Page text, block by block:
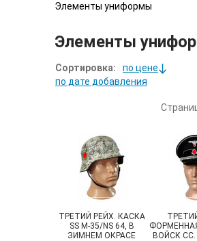
Элементы униформы
Элементы
Сортировка:
по цене
по дате добавления
ТРЕТИЙ РЕЙХ. КАСКА
SS М-35/NS 64, В
ЗИМНЕМ ОКРАСЕ
ВОЙСК